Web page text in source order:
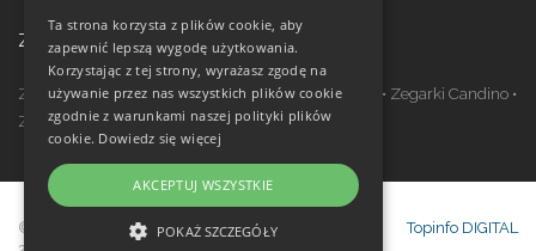
Zegarki w ofercie
Zegarki Festina•Zegarki Kronaby•Zegarki Jaguar • Zegarki Candino •
Zegarki Lotus•Zegarki Calypso
© Copyright Janeba Time Sp. z o.o. 2017-
Topinfo DIGITAL
Ta strona korzysta z plików cookie, aby
zapewnić lepszą wygodę użytkowania.
Korzystając z tej strony, wyrażasz zgodę na
używanie przez nas wszystkich plików cookie
zgodnie z warunkami naszej polityki plików
cookie. Dowiedz się więcej
AKCEPTUJ WSZYSTKIE
POKAŻ SZCZEGÓŁY